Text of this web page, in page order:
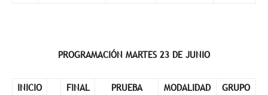
PROGRAMACIÓN MARTES 23 DE JUNIO
INICIO FINAL PRUEBA MODALIDAD GRUPO